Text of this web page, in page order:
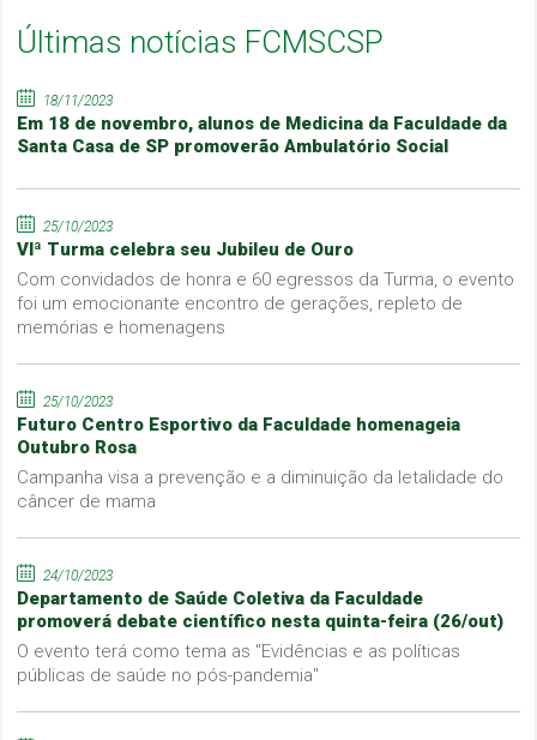
Últimas notícias FCMSCSP
18/11/2023
Em 18 de novembro, alunos de Medicina da Faculdade da
Santa Casa de SP promoverão Ambulatório Social
25/10/2023
VIª Turma celebra seu Jubileu de Ouro
Com convidados de honra e 60 egressos da Turma, o evento
foi um emocionante encontro de gerações, repleto de
memórias e homenagens
25/10/2023
Futuro Centro Esportivo da Faculdade homenageia
Outubro Rosa
Campanha visa a prevenção e a diminuição da letalidade do
câncer de mama
24/10/2023
Departamento de Saúde Coletiva da Faculdade
promoverá debate científico nesta quinta-feira (26/out)
O evento terá como tema as "Evidências e as políticas
públicas de saúde no pós-pandemia"